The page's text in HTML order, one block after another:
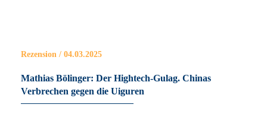
Rezension / 04.03.2025
Mathias Bölinger: Der Hightech-Gulag. Chinas
Verbrechen gegen die Uiguren